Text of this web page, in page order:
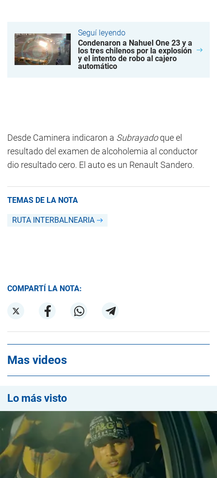
Seguí leyendo
Condenaron a Nahuel One 23 y a
los tres chilenos por la explosión
y el intento de robo al cajero
automático
Desde Caminera indicaron a Subrayadoque el
resultado del examen de alcoholemia al conductor
dio resultado cero. El auto es un Renault Sandero.
TEMAS DE LA NOTA
RUTA INTERBALNEARIA
COMPARTÍ LA NOTA:
Mas videos
Lo más visto